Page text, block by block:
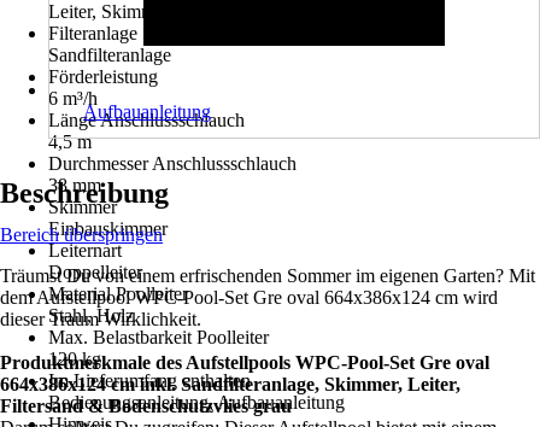
Leiter, Skimmer
Filteranlage
Sandfilteranlage
Förderleistung
6 m³/h
Länge Anschlussschlauch
4,5 m
Durchmesser Anschlussschlauch
38 mm
Skimmer
Einbauskimmer
Leiternart
Doppelleiter
Material Poolleiter
Stahl, Holz
Max. Belastbarkeit Poolleiter
120 kg
Im Lieferumfang enthalten
Bedienungsanleitung, Aufbauanleitung
Aufbauanleitung
Beschreibung
Bereich überspringen
Träumst Du von einem erfrischenden Sommer im eigenen Garten? Mit
dem Aufstellpool WPC-Pool-Set Gre oval 664x386x124 cm wird
dieser Traum Wirklichkeit.
Produktmerkmale des Aufstellpools WPC-Pool-Set Gre oval
664x386x124 cm inkl. Sandfilteranlage, Skimmer, Leiter,
Filtersand & Bodenschutzvlies grau